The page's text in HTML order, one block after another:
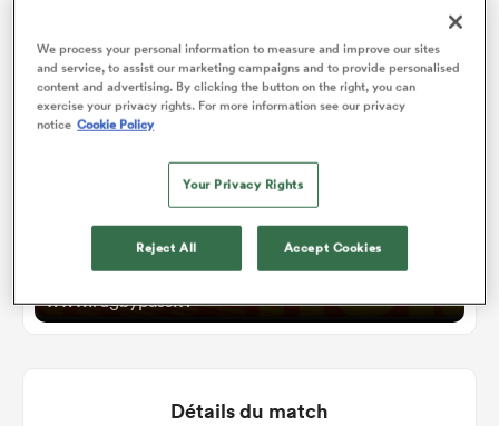
Moana Pasifika v Hurricanes
www.rugbypass.tv
Détails du match
We process your personal information to measure and improve our sites
and service, to assist our marketing campaigns and to provide personalised
content and advertising. By clicking the button on the right, you can
exercise your privacy rights. For more information see our privacy
notice Cookie Policy
Your Privacy Rights
Reject All Accept Cookies